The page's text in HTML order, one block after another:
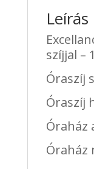
Leírás
szíjjal –
Óraszíj
Óraszíj
Óraház
Óraház